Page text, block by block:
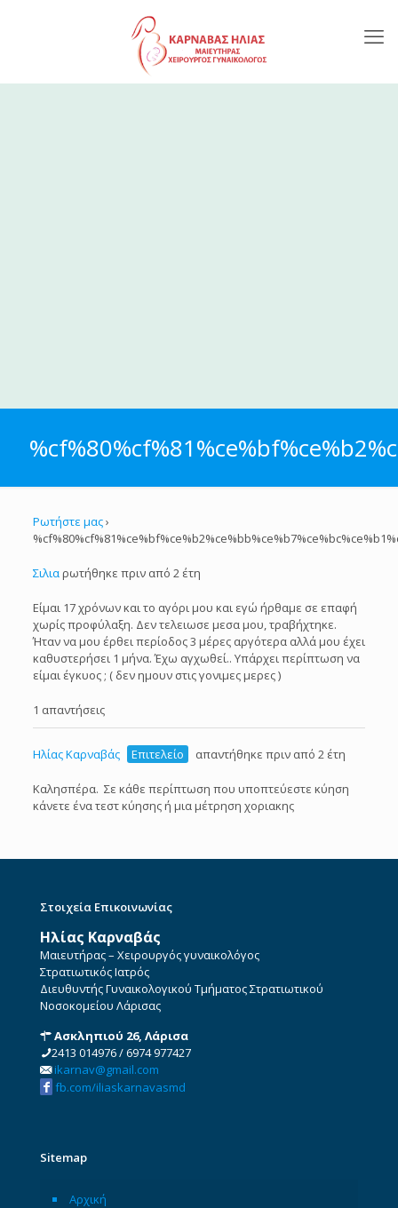
Ρωτήστε μας›
Σιλιαρωτήθηκε πριν από 2 έτη
Είμαι 17 χρόνων και το αγόρι μου και εγώ ήρθαμε σε επαφή
χωρίς προφύλαξη. Δεν τελειωσε μεσα μου, τραβήχτηκε.
Ήταν να μου έρθει περίοδος 3 μέρες αργότερα αλλά μου έχει
καθυστερήσει 1 μήνα. Έχω αγχωθεί.. Υπάρχει περίπτωση να
είμαι έγκυος ; ( δεν ημουν στις γονιμες μερες )
1 απαντήσεις
Ηλίας Καρναβάς Επιτελείο απαντήθηκε πριν από 2 έτη
Καλησπέρα. Σε κάθε περίπτωση που υποπτεύεστε κύηση
κάνετε ένα τεστ κύησης ή μια μέτρηση χοριακης
Στοιχεία Επικοινωνίας
Ηλίας Καρναβάς
Μαιευτήρας – Χειρουργός γυναικολόγος
Στρατιωτικός Ιατρός
Διευθυντής Γυναικολογικού Τμήματος Στρατιωτικού
Νοσοκομείου Λάρισας
Ασκληπιού 26, Λάρισα
2413 014976/6974 977427
ikarnav@gmail.com
fb.com/iliaskarnavasmd
Sitemap
Αρχική